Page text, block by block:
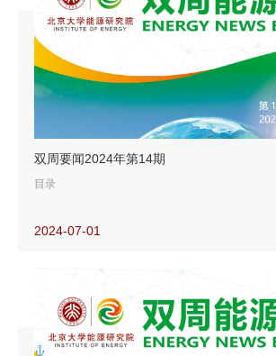
初创公司研究利用碳矿化反应封存二氧化碳
英国取消陆上风电禁令
欧盟为法国海上风电项目提供支持
新技术或可大幅提高太阳能发电效率
并购不利于美国页岩油气增产
【新能源要闻】
AI致谷歌碳排放剧增
欧洲研究在太空部署数据中心
双周要闻2024年第14期
目录
比尔·盖茨：无需过分担心人工智能的能源使用问题
未来十年CCUS投资规模近2000亿美元
2024-07-01